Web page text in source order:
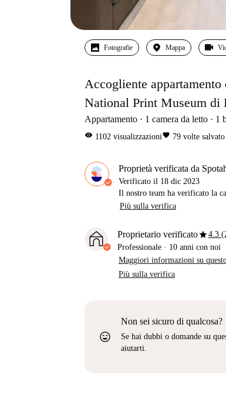
Fotografie Mappa
Accogliente
National Print Museum di
Appartamento 1 camera da letto 1
visibility 1102 visualizzazionifavorite 79 volte
Proprietà verificata da
Verificato il 18 dic 2023
Il nostro team ha verificato la
Più sulla verifica
Proprietario verificatostar4.3
Professionale · 10 anni con noi
Maggiori informazioni su
Più sulla verifica
sentiment_very_satisfied
Non sei sicuro di qualcosa?
Se hai dubbi o domande su
aiutarti.